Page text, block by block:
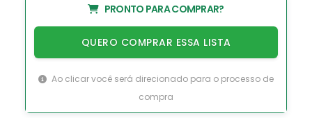
PRONTO PARA COMPRAR?
QUERO COMPRAR ESSA LISTA
Ao clicar você será direcionado para o processo de
compra